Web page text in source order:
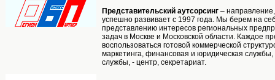
Представительский аутсорсинг –
успешно развивает с 1997 года. Мы берем на
представлению интересов региональных
задач в Москве и Московской области. Каждое
воспользоваться готовой коммерческой
маркетинга, финансовая и юридическая службы,
службы, - центр, секретариат.